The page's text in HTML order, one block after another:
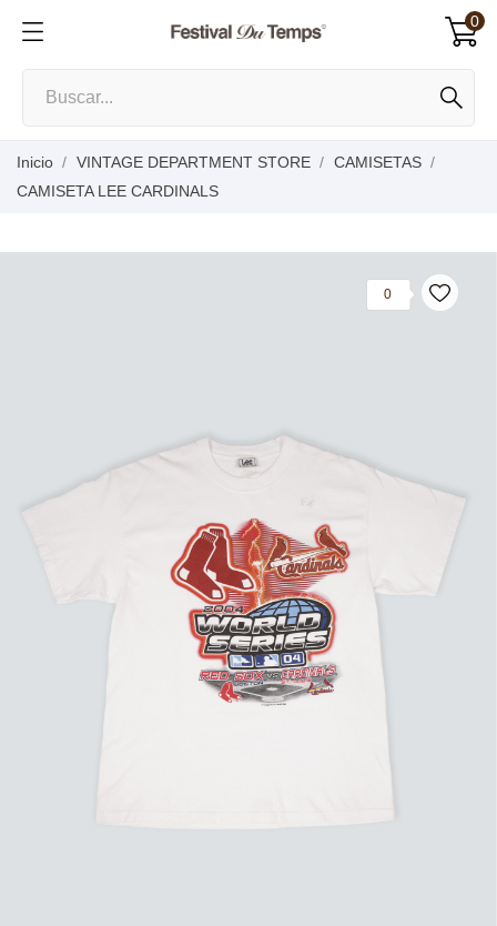
0
Inicio VINTAGE DEPARTMENT STORE
CAMISETAS
CAMISETA LEE CARDINALS
0